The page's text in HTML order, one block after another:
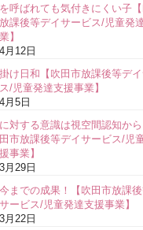
呼ばれても気付きにくい子
課後等デイサービス/児童発
】
月12日
け日和【吹田市放課後等デ
/児童発達支援事業】
月5日
対する意識は視空間認知から
田市放課後等デイサービス/児
事業】
月29日
までの成果！【吹田市放課
ービス/児童発達支援事業】
月22日